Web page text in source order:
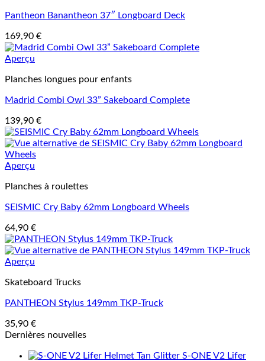
Pantheon Banantheon 37″ Longboard Deck
169,90 €
Aperçu
Planches longues pour enfants
Madrid Combi Owl 33” Sakeboard Complete
139,90 €
Aperçu
Planches à roulettes
SEISMIC Cry Baby 62mm Longboard Wheels
64,90 €
Aperçu
Skateboard Trucks
PANTHEON Stylus 149mm TKP-Truck
35,90 €
Dernières nouvelles
S-ONE V2 Lifer